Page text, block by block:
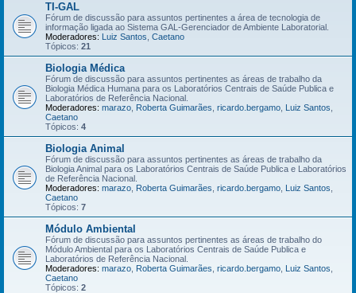
TI-GAL
Fórum de discussão para assuntos pertinentes a área de tecnologia de
informação ligada ao Sistema GAL-Gerenciador de Ambiente Laboratorial.
Moderadores: Luiz Santos Caetano
Tópicos: 21
Biologia Médica
Fórum de discussão para assuntos pertinentes as áreas de trabalho da
Biologia Médica Humana para os Laboratórios Centrais de Saúde Publica e
Laboratórios de Referência Nacional.
Moderadores: marazo Roberta Guimarães ricardo.bergamo Luiz Santos
Caetano
Tópicos: 4
Biologia Animal
Fórum de discussão para assuntos pertinentes as áreas de trabalho da
Biologia Animal para os Laboratórios Centrais de Saúde Publica e Laboratórios
de Referência Nacional.
Moderadores: marazo Roberta Guimarães ricardo.bergamo Luiz Santos
Caetano
Tópicos: 7
Módulo Ambiental
Fórum de discussão para assuntos pertinentes as áreas de trabalho do
Módulo Ambiental para os Laboratórios Centrais de Saúde Publica e
Laboratórios de Referência Nacional.
Moderadores: marazo Roberta Guimarães ricardo.bergamo Luiz Santos
Caetano
Tópicos: 2